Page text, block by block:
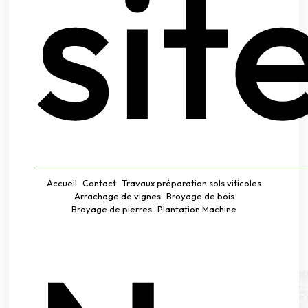
Accueil Contact Travaux préparation sols viticoles
Arrachage de vignes Broyage de bois
Broyage de pierres Plantation Machine